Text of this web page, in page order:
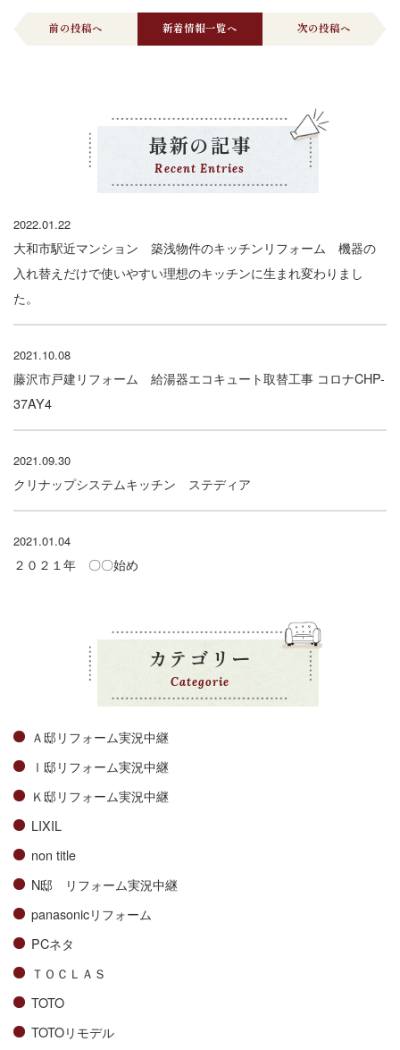
前の投稿へ 新着情報一覧へ 次の投稿へ
最新の記事
Recent Entries
2022.01.22
大和市駅近マンション 築浅物件のキッチンリフォーム 機器の
入れ替えだけで使いやすい理想のキッチンに生まれ変わりまし
た。
2021.10.08
藤沢市戸建リフォーム 給湯器エコキュート取替工事 コロナCHP-
37AY4
2021.09.30
クリナップシステムキッチン ステディア
2021.01.04
２０２１年 〇〇始め
カテゴリー
Categorie
Ａ邸リフォーム実況中継
Ⅰ邸リフォーム実況中継
Ｋ邸リフォーム実況中継
LIXIL
non title
N邸 リフォーム実況中継
panasonicリフォーム
PCネタ
ＴＯＣＬＡＳ
TOTO
TOTOリモデル